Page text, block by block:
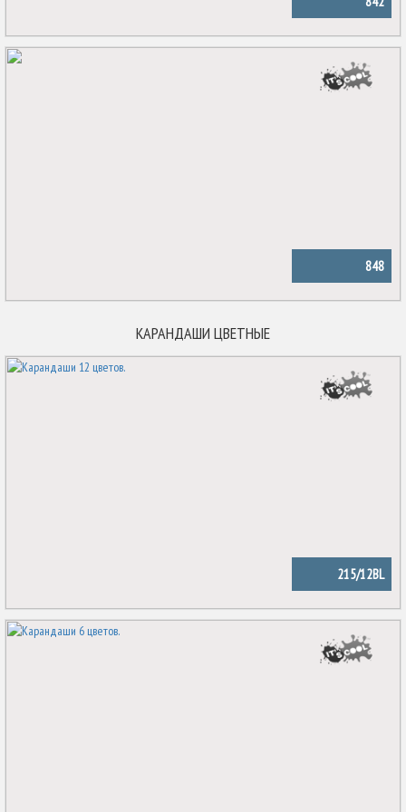
848
КАРАНДАШИ ЦВЕТНЫЕ
215/12BL